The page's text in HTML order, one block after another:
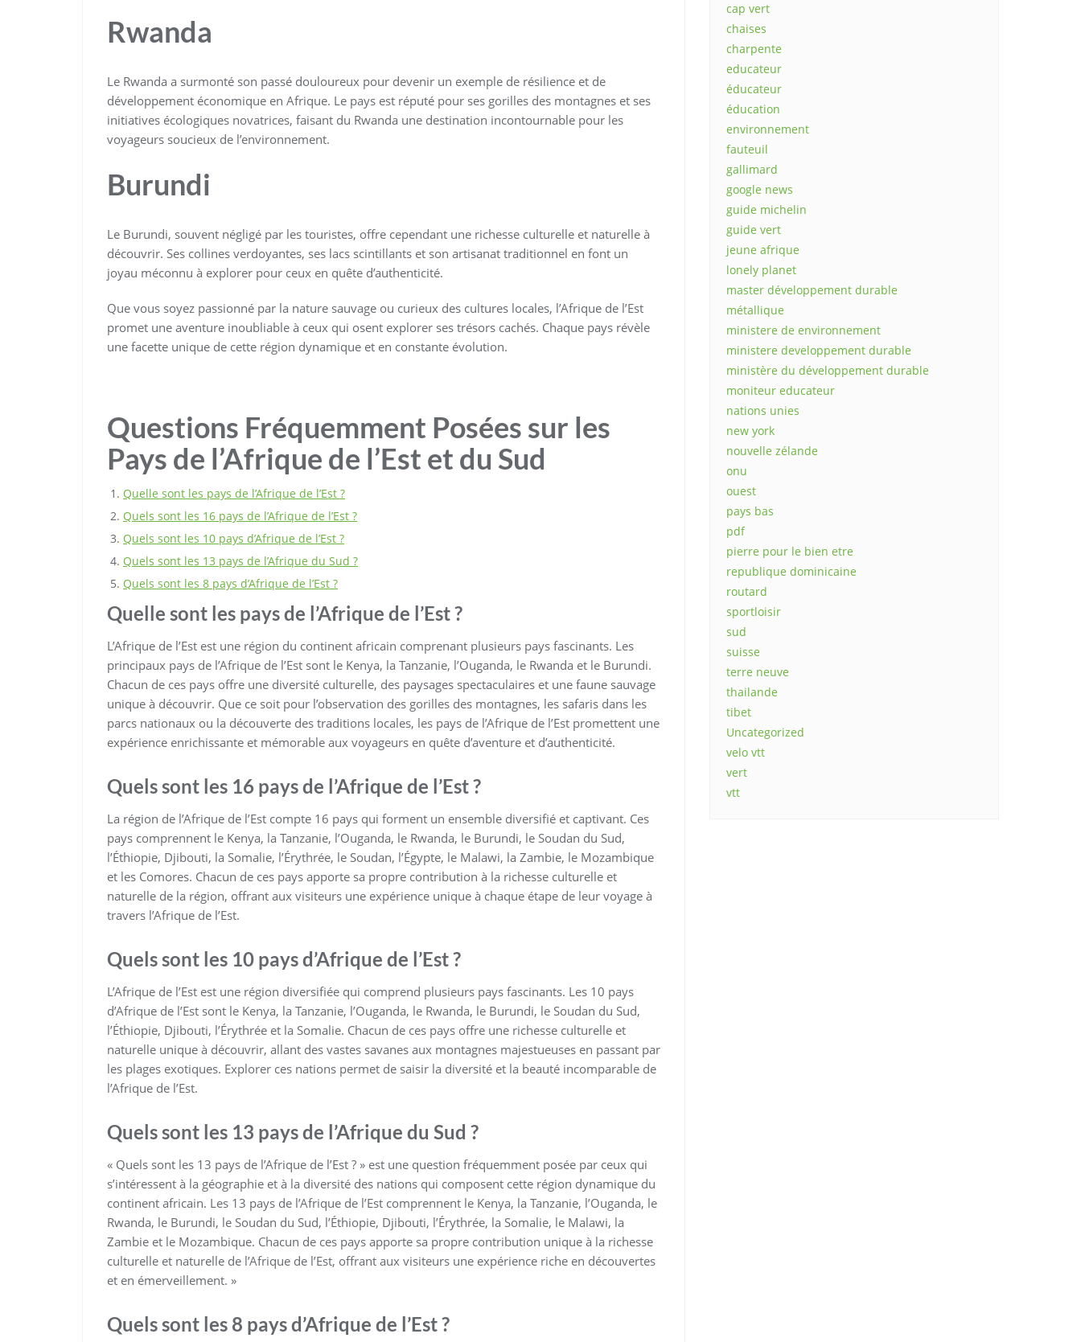
Rwanda
Le Rwanda a surmonté son passé douloureux pour devenir un exemple de résilience et de
développement économique en Afrique. Le pays est réputé pour ses gorilles des montagnes et ses
initiatives écologiques novatrices, faisant du Rwanda une destination incontournable pour les
voyageurs soucieux de l’environnement.
Burundi
Le Burundi, souvent négligé par les touristes, offre cependant une richesse culturelle et naturelle à
découvrir. Ses collines verdoyantes, ses lacs scintillants et son artisanat traditionnel en font un
joyau méconnu à explorer pour ceux en quête d’authenticité.
Que vous soyez passionné par la nature sauvage ou curieux des cultures locales, l’Afrique de l’Est
promet une aventure inoubliable à ceux qui osent explorer ses trésors cachés. Chaque pays révèle
une facette unique de cette région dynamique et en constante évolution.
Questions Fréquemment Posées sur les
Pays de l’Afrique de l’Est et du Sud
Quelle sont les pays de l’Afrique de l’Est ?
Quels sont les 16 pays de l’Afrique de l’Est ?
Quels sont les 10 pays d’Afrique de l’Est ?
Quels sont les 13 pays de l’Afrique du Sud ?
Quels sont les 8 pays d’Afrique de l’Est ?
Quelle sont les pays de l’Afrique de l’Est ?
L’Afrique de l’Est est une région du continent africain comprenant plusieurs pays fascinants. Les
principaux pays de l’Afrique de l’Est sont le Kenya, la Tanzanie, l’Ouganda, le Rwanda et le Burundi.
Chacun de ces pays offre une diversité culturelle, des paysages spectaculaires et une faune sauvage
unique à découvrir. Que ce soit pour l’observation des gorilles des montagnes, les safaris dans les
parcs nationaux ou la découverte des traditions locales, les pays de l’Afrique de l’Est promettent une
expérience enrichissante et mémorable aux voyageurs en quête d’aventure et d’authenticité.
Quels sont les 16 pays de l’Afrique de l’Est ?
La région de l’Afrique de l’Est compte 16 pays qui forment un ensemble diversifié et captivant. Ces
pays comprennent le Kenya, la Tanzanie, l’Ouganda, le Rwanda, le Burundi, le Soudan du Sud,
l’Éthiopie, Djibouti, la Somalie, l’Érythrée, le Soudan, l’Égypte, le Malawi, la Zambie, le Mozambique
et les Comores. Chacun de ces pays apporte sa propre contribution à la richesse culturelle et
naturelle de la région, offrant aux visiteurs une expérience unique à chaque étape de leur voyage à
travers l’Afrique de l’Est.
Quels sont les 10 pays d’Afrique de l’Est ?
L’Afrique de l’Est est une région diversifiée qui comprend plusieurs pays fascinants. Les 10 pays
d’Afrique de l’Est sont le Kenya, la Tanzanie, l’Ouganda, le Rwanda, le Burundi, le Soudan du Sud,
l’Éthiopie, Djibouti, l’Érythrée et la Somalie. Chacun de ces pays offre une richesse culturelle et
naturelle unique à découvrir, allant des vastes savanes aux montagnes majestueuses en passant par
les plages exotiques. Explorer ces nations permet de saisir la diversité et la beauté incomparable de
l’Afrique de l’Est.
Quels sont les 13 pays de l’Afrique du Sud ?
« Quels sont les 13 pays de l’Afrique de l’Est ? » est une question fréquemment posée par ceux qui
s’intéressent à la géographie et à la diversité des nations qui composent cette région dynamique du
continent africain. Les 13 pays de l’Afrique de l’Est comprennent le Kenya, la Tanzanie, l’Ouganda, le
Rwanda, le Burundi, le Soudan du Sud, l’Éthiopie, Djibouti, l’Érythrée, la Somalie, le Malawi, la
Zambie et le Mozambique. Chacun de ces pays apporte sa propre contribution unique à la richesse
culturelle et naturelle de l’Afrique de l’Est, offrant aux visiteurs une expérience riche en découvertes
et en émerveillement. »
Quels sont les 8 pays d’Afrique de l’Est ?
cap vert
chaises
charpente
educateur
éducateur
éducation
environnement
fauteuil
gallimard
google news
guide michelin
guide vert
jeune afrique
lonely planet
master développement durable
métallique
ministere de environnement
ministere developpement durable
ministère du développement durable
moniteur educateur
nations unies
new york
nouvelle zélande
onu
ouest
pays bas
pdf
pierre pour le bien etre
republique dominicaine
routard
sportloisir
sud
suisse
terre neuve
thailande
tibet
Uncategorized
velo vtt
vert
vtt